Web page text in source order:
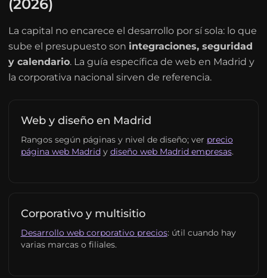
(2026)
La capital no encarece el desarrollo por sí sola: lo que
sube el presupuesto son integraciones, seguridad
y calendario. La guía específica de web en Madrid y
la corporativa nacional sirven de referencia.
Web y diseño en Madrid
Rangos según páginas y nivel de diseño; ver precio
página web Madridy diseño web Madrid empresas.
Corporativo y multisitio
Desarrollo web corporativo precios: útil cuando hay
varias marcas o filiales.